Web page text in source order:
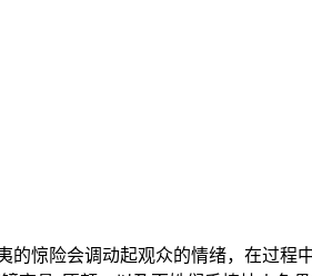
惊险会调动起观众的情绪，在过程